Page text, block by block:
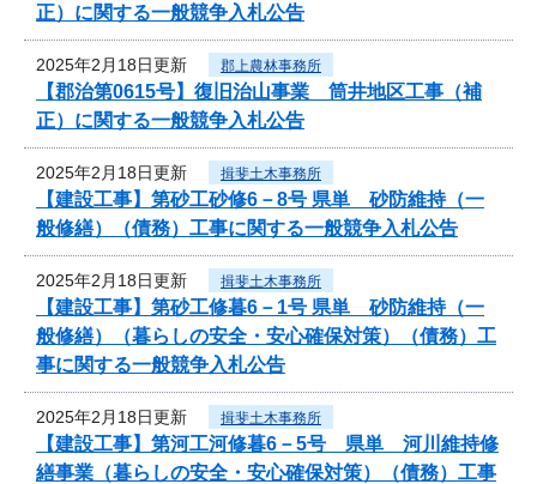
正）に関する一般競争入札公告
2025年2月18日更新 郡上農林事務所
【郡治第0615号】復旧治山事業 筒井地区工事（補
正）に関する一般競争入札公告
2025年2月18日更新 揖斐土木事務所
【建設工事】第砂工砂修6－8号 県単 砂防維持（一
般修繕）（債務）工事に関する一般競争入札公告
2025年2月18日更新 揖斐土木事務所
【建設工事】第砂工修暮6－1号 県単 砂防維持（一
般修繕）（暮らしの安全・安心確保対策）（債務）工
事に関する一般競争入札公告
2025年2月18日更新 揖斐土木事務所
【建設工事】第河工河修暮6－5号 県単 河川維持修
繕事業（暮らしの安全・安心確保対策）（債務）工事